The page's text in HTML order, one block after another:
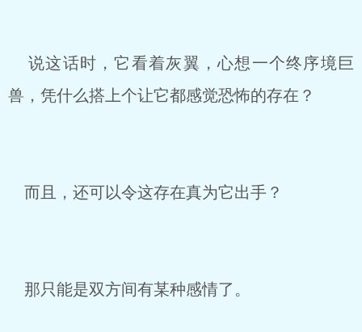
说这话时，它看着灰翼，心想一个终序境巨
兽，凭什么搭上个让它都感觉恐怖的存在？
而且，还可以令这存在真为它出手？
那只能是双方间有某种感情了。